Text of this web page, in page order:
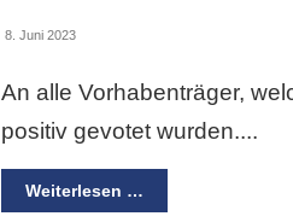
8. Juni 2023
An alle Vorhabenträger,
positiv gevotet wurden....
Weiterlesen …